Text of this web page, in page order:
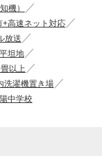
機）
+高速ネット対応
放送
坦地
以上
洗濯機置き場
中学校